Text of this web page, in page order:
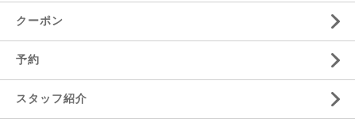
クーポン
予約
スタッフ紹介